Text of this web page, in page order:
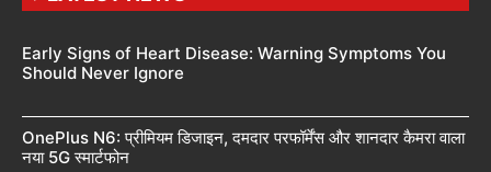
Early Signs of Heart Disease: Warning Symptoms You
Should Never Ignore
OnePlus N6: प्रीमियम डिजाइन, दमदार परफॉर्मेंस और शानदार कैमरा वाला
नया 5G स्मार्टफोन